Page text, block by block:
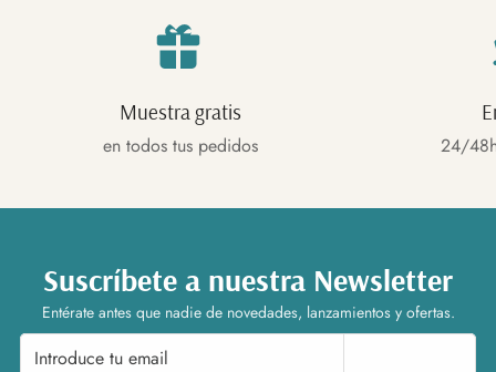
Muestra gratis
en todos tus pedidos 24/
Suscríbete a nuestra Newsletter
Entérate antes que nadie de novedades, lanzamientos y ofertas.